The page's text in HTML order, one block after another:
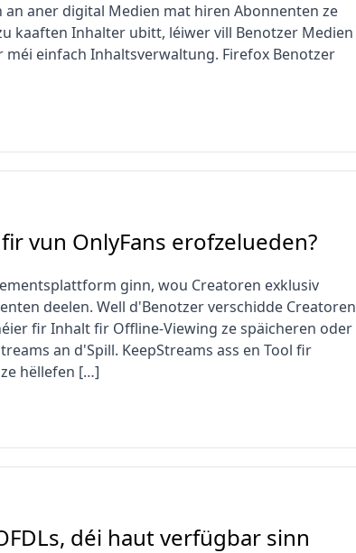
aner digital Medien mat hiren Abonnenten ze
kaaften Inhalter ubitt, léiwer vill Benotzer Medien
einfach Inhaltsverwaltung. Firefox Benotzer
vun OnlyFans erofzelueden?
ginn, wou Creatoren exklusiv
deelen. Well d'Benotzer verschidde Creatoren
fir Inhalt fir Offline-Viewing ze späicheren oder
an d'Spill. KeepStreams ass en Tool fir
hëllefen […]
déi haut verfügbar sinn